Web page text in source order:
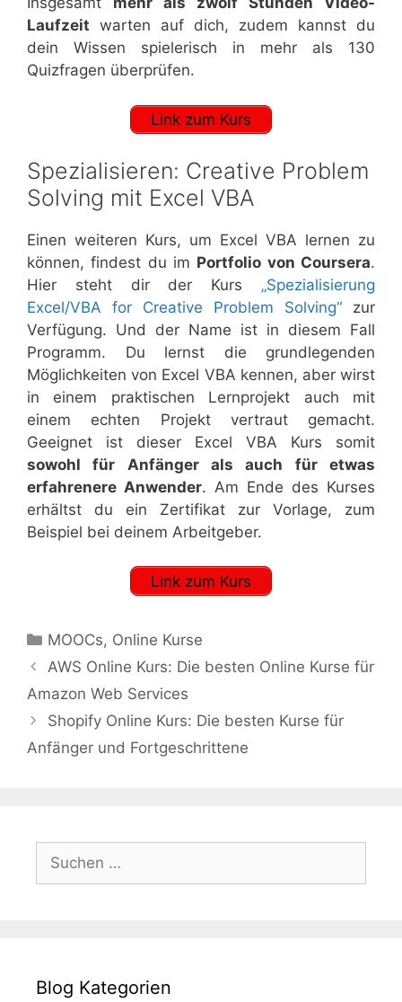
Laufzeit warten auf dich, zudem kannst du
dein Wissen spielerisch in mehr als 130
Quizfragen überprüfen.
Link zum Kurs
Spezialisieren: Creative Problem
Solving mit Excel VBA
Einen weiteren Kurs, um Excel VBA lernen zu
können, findest du im Portfolio von Coursera.
Hier steht dir der Kurs „Spezialisierung
Excel/VBA for Creative Problem Solving“ zur
Verfügung. Und der Name ist in diesem Fall
Programm. Du lernst die grundlegenden
Möglichkeiten von Excel VBA kennen, aber wirst
in einem praktischen Lernprojekt auch mit
einem echten Projekt vertraut gemacht.
Geeignet ist dieser Excel VBA Kurs somit
sowohl für Anfänger als auch für etwas
erfahrenere Anwender. Am Ende des Kurses
erhältst du ein Zertifikat zur Vorlage, zum
Beispiel bei deinem Arbeitgeber.
Link zum Kurs
Kategorien
MOOCs, Online Kurse
AWS Online Kurs: Die besten Online Kurse für
Amazon Web Services
Shopify Online Kurs: Die besten Kurse für
Anfänger und Fortgeschrittene
nach:
Blog Kategorien